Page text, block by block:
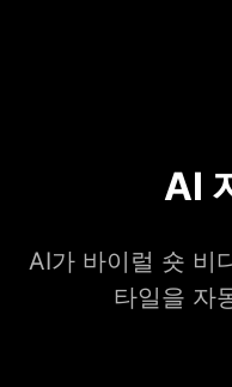
AI
AI가 바이럴 숏 비
타일을 자